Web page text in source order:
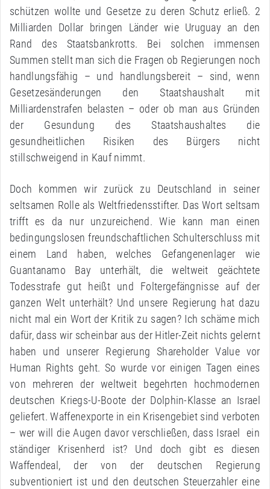
schützen wollte und Gesetze zu deren Schutz erließ. 2
Milliarden Dollar bringen Länder wie Uruguay an den
Rand des Staatsbankrotts. Bei solchen immensen
Summen stellt man sich die Fragen ob Regierungen noch
handlungsfähig – und handlungsbereit – sind, wenn
Gesetzesänderungen den Staatshaushalt mit
Milliardenstrafen belasten – oder ob man aus Gründen
der Gesundung des Staatshaushaltes die
gesundheitlichen Risiken des Bürgers nicht
stillschweigend in Kauf nimmt.
Doch kommen wir zurück zu Deutschland in seiner
seltsamen Rolle als Weltfriedensstifter. Das Wort seltsam
trifft es da nur unzureichend. Wie kann man einen
bedingungslosen freundschaftlichen Schulterschluss mit
einem Land haben, welches Gefangenenlager wie
Guantanamo Bay unterhält, die weltweit geächtete
Todesstrafe gut heißt und Foltergefängnisse auf der
ganzen Welt unterhält? Und unsere Regierung hat dazu
nicht mal ein Wort der Kritik zu sagen? Ich schäme mich
dafür, dass wir scheinbar aus der Hitler-Zeit nichts gelernt
haben und unserer Regierung Shareholder Value vor
Human Rights geht. So wurde vor einigen Tagen eines
von mehreren der weltweit begehrten hochmodernen
deutschen Kriegs-U-Boote der Dolphin-Klasse an Israel
geliefert. Waffenexporte in ein Krisengebiet sind verboten
– wer will die Augen davor verschließen, dass Israel ein
ständiger Krisenherd ist? Und doch gibt es diesen
Waffendeal, der von der deutschen Regierung
subventioniert ist und den deutschen Steuerzahler eine